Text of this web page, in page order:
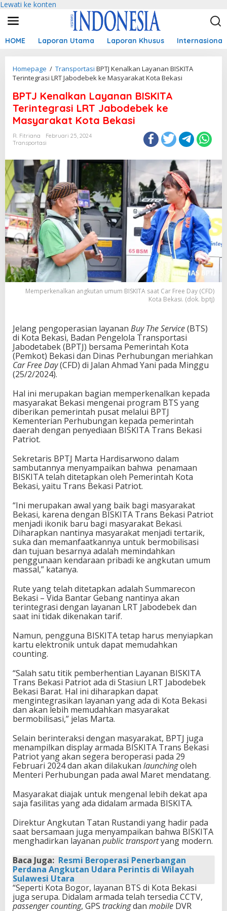
Lewati ke konten
HOME Laporan Utama Laporan Khusus Internasional
Homepage / Transportasi BPTJ Kenalkan Layanan BISKITA
Terintegrasi LRT Jabodebek ke Masyarakat Kota Bekasi
BPTJ Kenalkan Layanan BISKITA
Terintegrasi LRT Jabodebek ke
Masyarakat Kota Bekasi
R. Fitriana
Februari 25, 2024
Transportasi
Memperkenalkan angkutan umum BISKITA saat Car Free Day (CFD)
Kota Bekasi. (dok. bptj)
Jelang pengoperasian layanan Buy The Service(BTS)
di Kota Bekasi, Badan Pengelola Transportasi
Jabodetabek (BPTJ) bersama Pemerintah Kota
(Pemkot) Bekasi dan Dinas Perhubungan meriahkan
Car Free Day(CFD) di Jalan Ahmad Yani pada Minggu
(25/2/2024).
Hal ini merupakan bagian memperkenalkan kepada
masyarakat Bekasi mengenai program BTS yang
diberikan pemerintah pusat melalui BPTJ
Kementerian Perhubungan kepada pemerintah
daerah dengan penyediaan BISKITA Trans Bekasi
Patriot.
Sekretaris BPTJ Marta Hardisarwono dalam
sambutannya menyampaikan bahwa penamaan
BISKITA telah ditetapkan oleh Pemerintah Kota
Bekasi, yaitu Trans Bekasi Patriot.
“Ini merupakan awal yang baik bagi masyarakat
Bekasi, karena dengan BISKITA Trans Bekasi Patriot
menjadi ikonik baru bagi masyarakat Bekasi.
Diharapkan nantinya masyarakat menjadi tertarik,
suka dan memanfaatkannya untuk bermobilisasi
dan tujuan besarnya adalah memindahkan
penggunaan kendaraan pribadi ke angkutan umum
massal,” katanya.
Rute yang telah ditetapkan adalah Summarecon
Bekasi – Vida Bantar Gebang nantinya akan
terintegrasi dengan layanan LRT Jabodebek dan
saat ini tidak dikenakan tarif.
Namun, pengguna BISKITA tetap harus menyiapkan
kartu elektronik untuk dapat memudahkan
counting.
“Salah satu titik pemberhentian Layanan BISKITA
Trans Bekasi Patriot ada di Stasiun LRT Jabodebek
Bekasi Barat. Hal ini diharapkan dapat
mengintegrasikan layanan yang ada di Kota Bekasi
dan akan lebih memudahkan masyarakat
bermobilisasi,” jelas Marta.
Selain berinteraksi dengan masyarakat, BPTJ juga
menampilkan display armada BISKITA Trans Bekasi
Patriot yang akan segera beroperasi pada 29
Februari 2024 dan akan dilakukan launchingoleh
Menteri Perhubungan pada awal Maret mendatang.
Masyarakat diajak untuk mengenal lebih dekat apa
saja fasilitas yang ada didalam armada BISKITA.
Direktur Angkutan Tatan Rustandi yang hadir pada
saat bersamaan juga menyampaikan bahwa BISKITA
menghadirkan layanan public transportyang modern.
Baca Juga: Resmi Beroperasi Penerbangan
Perdana Angkutan Udara Perintis di Wilayah
Sulawesi Utara
“Seperti Kota Bogor, layanan BTS di Kota Bekasi
juga serupa. Didalam armada telah tersedia CCTV,
passenger counting, GPS trackingdan mobile DVR